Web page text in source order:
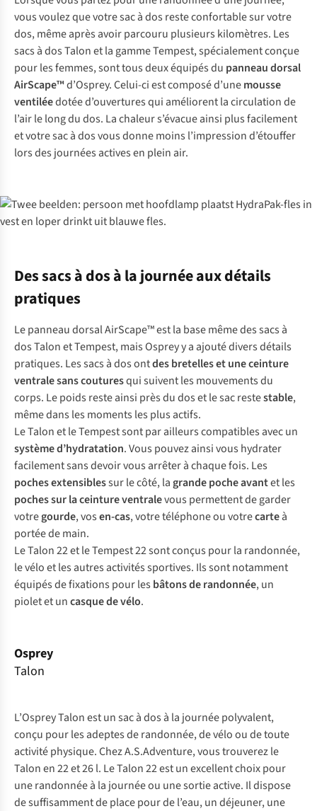
vous voulez que votre sac à dos reste confortable sur votre
dos, même après avoir parcouru plusieurs kilomètres. Les
sacs à dos Talon et la gamme Tempest, spécialement conçue
pour les femmes, sont tous deux équipés du panneau dorsal
AirScape™d’Osprey. Celui-ci est composé d’unemousse
ventiléedotée d’ouvertures qui améliorent la circulation de
l’air le long du dos. La chaleur s’évacue ainsi plus facilement
et votre sac à dos vous donne moins l’impression d’étouffer
lors des journées actives en plein air.
Des sacs à dos à la journée aux détails
pratiques
Le panneau dorsal AirScape™ est la base même des sacs à
dos Talon et Tempest, mais Osprey y a ajouté divers détails
pratiques. Les sacs à dos ontdesbretelles et une ceinture
ventrale sans couturesqui suivent les mouvements du
corps. Le poids reste ainsi près du dos et le sac restestable,
même dans les moments les plus actifs.
Le Talon et le Tempest sont par ailleurs compatibles avec un
système d’hydratation. Vous pouvez ainsi vous hydrater
facilement sans devoir vous arrêter à chaque fois. Les
poches extensiblessur le côté, la grande poche avantet les
poches sur la ceinture ventralevous permettent de garder
votregourde, vosen-cas, votre téléphone ou votrecarteà
portée de main.
Le Talon 22 et le Tempest 22 sont conçus pour la randonnée,
le vélo et les autres activités sportives. Ils sont notamment
équipés de fixations pour les bâtons de randonnée, un
piolet et uncasque de vélo.
Osprey
Talon
L’Osprey Talon est un sac à dos à la journée polyvalent,
conçu pour les adeptes de randonnée, de vélo ou de toute
activité physique. Chez A.S.Adventure, vous trouverez le
Talon en 22 et 26 l. Le Talon 22 est un excellent choix pour
une randonnée à la journée ou une sortie active. Il dispose
de suffisamment de place pour de l’eau, un déjeuner, une